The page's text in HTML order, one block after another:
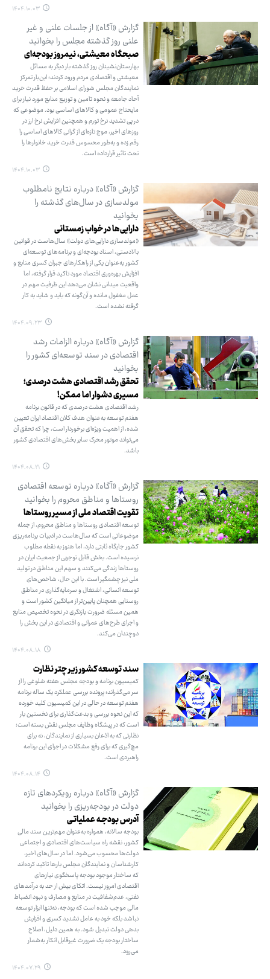
۱۴۰۴.۱۰.۰۳
گزارش «آگاه» از جلسات علنی و غیر
علنی روز گذشته مجلس را بخوانید
صبحگاه معیشتی، نیمروز بودجه‌ای
بهارستان‌نشینان روز گذشته بار دیگر به مسائل
معیشتی و اقتصادی مردم ورود کردند؛ این‌بار تمرکز
نمایندگان مجلس شورای اسلامی بر حفظ قدرت خرید
آحاد جامعه و نحوه تامین و توزیع منابع مورد نیاز برای
مایحتاج عمومی و کالاهای اساسی بود. موضوعی که
در پی تشدید نرخ تورم و همچنین افزایش نرخ ارز در
روزهای اخیر، موج تازه‌ای از گرانی کالاهای اساسی را
رقم زده و به‌طور محسوس قدرت خرید خانوارها را
تحت تاثیر قرارداده است.
۱۴۰۴.۱۰.۰۳
گزارش «آگاه» درباره نتایج نامطلوب
مولدسازی در سال‌های گذشته را
بخوانید
دارایی‌ها در خواب زمستانی
«مولدسازی دارایی‌های دولت» سال‌هاست در قوانین
بالادستی، اسناد بودجه‌ای و برنامه‌های توسعه‌ای
کشور به‌عنوان یکی از راهکارهای جبران کسری منابع و
افزایش بهره‌وری اقتصاد مورد تاکید قرار گرفته، اما
واقعیت میدانی نشان می‌دهد این ظرفیت مهم در
عمل مغفول مانده و آن‌گونه که باید و شاید به کار
گرفته نشده است.
۱۴۰۴.۰۹.۲۳
گزارش «آگاه» درباره الزامات رشد
اقتصادی در سند توسعه‌ای کشور را
بخوانید
تحقق رشد اقتصادی هشت درصدی؛
مسیری دشوار اما ممکن!
رشد اقتصادی هشت درصدی که در قانون برنامه
هفتم توسعه به‌عنوان هدف کلان اقتصاد ایران تعیین
شده، از اهمیت ویژه‌ای برخوردار است، چرا که تحقق آن
می‌تواند موتور محرک سایر بخش‌های اقتصادی کشور
باشد.
۱۴۰۴.۰۸.۲۱
گزارش «آگاه» درباره توسعه اقتصادی
روستاها و مناطق محروم را بخوانید
تقویت اقتصاد ملی از مسیر روستاها
توسعه اقتصادی روستاها و مناطق محروم، از جمله
موضوعاتی است که سال‌هاست در ادبیات برنامه‌ریزی
کشور جایگاه ثابتی دارد، اما هنوز به نقطه مطلوب
نرسیده است. بخش قابل توجهی از جمعیت ایران در
روستاها زندگی می‌کنند و سهم این مناطق در تولید
ملی نیز چشمگیر است. با این حال، شاخص‌های
توسعه انسانی، اشتغال و سرمایه‌گذاری در مناطق
روستایی همچنان پایین‌تر از میانگین کشور است و
همین مسئله ضرورت بازنگری در نحوه تخصیص منابع
و اجرای طرح‌های عمرانی و اقتصادی در این بخش را
دوچندان می‌کند.
۱۴۰۴.۰۸.۱۸
سند توسعه کشور زیر چتر نظارت
کمیسیون برنامه و بودجه مجلس هفته شلوغی را از
سر می‌گذراند؛ پرونده بررسی عملکرد یک ساله برنامه
هفتم توسعه در حالی در این کمیسیون کلید خورده
که این نحوه بررسی و بدعت‌گذاری برای نخستین بار
است که در پیشگاه وظایف مجلس نقش بسته است؛
نظارتی که به اذعان بسیاری از نمایندگان، نه برای
مچ‌گیری که برای رفع مشکلات در اجرای این برنامه
راهبردی است.
۱۴۰۴.۰۸.۱۴
گزارش «آگاه» درباره رویکردهای تازه
دولت در بودجه‌ریزی را بخوانید
آدرس بودجـه عملیاتـی
بودجه سالانه، همواره به‌عنوان مهم‌ترین سند مالی
کشور، نقشه راه سیاست‌های اقتصادی و اجتماعی
دولت‌ها محسوب می‌شود. اما در سال‌های اخیر،
کارشناسان و نمایندگان مجلس بارها تاکید کرده‌اند
که ساختار موجود بودجه پاسخگوی نیازهای
اقتصادی امروز نیست. اتکای بیش از حد به درآمدهای
نفتی، عدم‌شفافیت در منابع و مصارف و نبود انضباط
مالی موجب شده است که بودجه، نه‌تنها ابزار توسعه
نباشد بلکه خود به عامل تشدید کسری و افزایش
بدهی دولت تبدیل شود. به همین دلیل، اصلاح
ساختار بودجه یک ضرورت غیرقابل انکار به‌شمار
می‌رود.
۱۴۰۴.۰۷.۲۹